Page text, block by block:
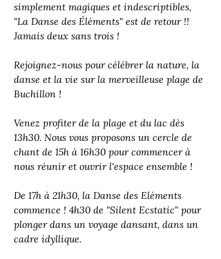
simplement magiques et indescriptibles,
"La Danse des Éléments" est de retour !!
Jamais deux sans trois !
Rejoignez-nous pour célébrer la nature, la
danse et la vie sur la merveilleuse plage de
Buchillon !
Venez profiter de la plage et du lac dès
13h30. Nous vous proposons un cercle de
chant de 15h à 16h30 pour commencer à
nous réunir et ouvrir l'espace ensemble !
De 17h à 21h30, la Danse des Eléments
commence ! 4h30 de "Silent Ecstatic" pour
plonger dans un voyage dansant, dans un
cadre idyllique.